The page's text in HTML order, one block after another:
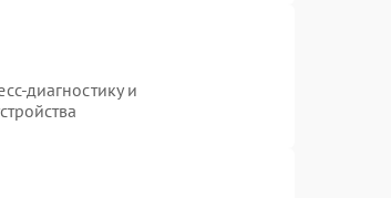
диагностику и